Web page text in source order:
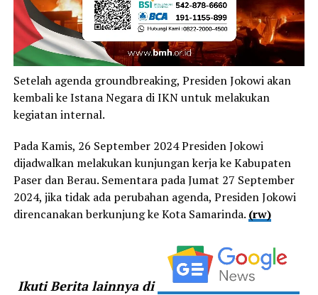
Setelah agenda groundbreaking, Presiden Jokowi akan
kembali ke Istana Negara di IKN untuk melakukan
kegiatan internal.
Pada Kamis, 26 September 2024 Presiden Jokowi
dijadwalkan melakukan kunjungan kerja ke Kabupaten
Paser dan Berau. Sementara pada Jumat 27 September
2024, jika tidak ada perubahan agenda, Presiden Jokowi
direncanakan berkunjung ke Kota Samarinda. (rw)
Ikuti Berita lainnya di